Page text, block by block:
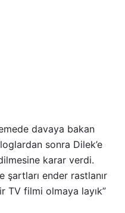
davaya bakan
sonra Dilek’e
karar verdi.
şartları ender rastlanır
TV filmi olmaya layık”